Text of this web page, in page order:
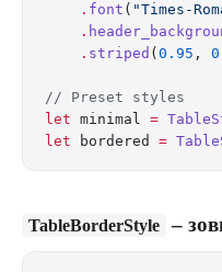
    .
font ( "Times-
    .
    .
striped ( 0.95 ,
// Preset styles
let minimal =
let bordered =
TableBorderStyle –